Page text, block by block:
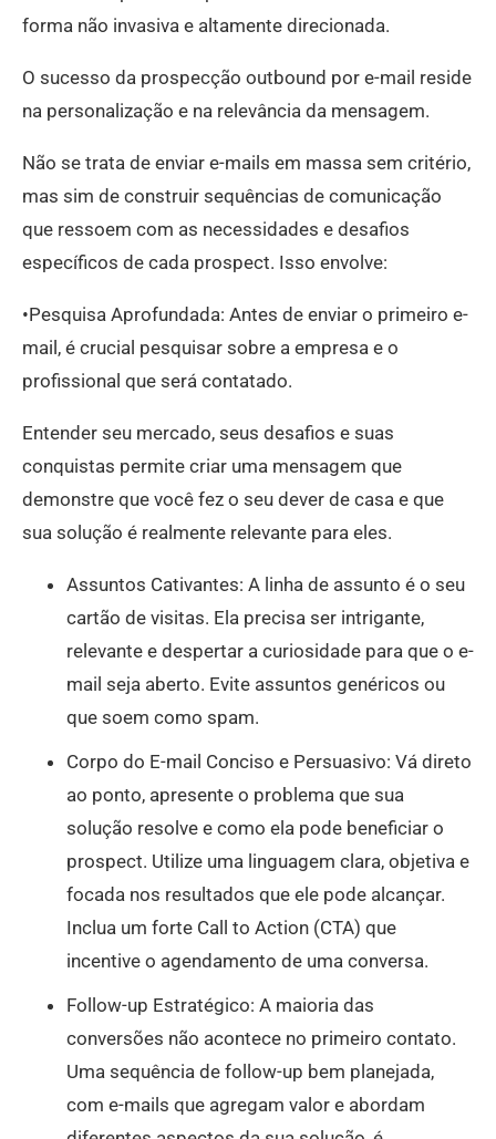
forma não invasiva e altamente direcionada.
O sucesso da prospecção outbound por e-mail reside
na personalização e na relevância da mensagem.
Não se trata de enviar e-mails em massa sem critério,
mas sim de construir sequências de comunicação
que ressoem com as necessidades e desafios
específicos de cada prospect. Isso envolve:
•Pesquisa Aprofundada: Antes de enviar o primeiro e-
mail, é crucial pesquisar sobre a empresa e o
profissional que será contatado.
Entender seu mercado, seus desafios e suas
conquistas permite criar uma mensagem que
demonstre que você fez o seu dever de casa e que
sua solução é realmente relevante para eles.
Assuntos Cativantes: A linha de assunto é o seu
cartão de visitas. Ela precisa ser intrigante,
relevante e despertar a curiosidade para que o e-
mail seja aberto. Evite assuntos genéricos ou
que soem como spam.
Corpo do E-mail Conciso e Persuasivo: Vá direto
ao ponto, apresente o problema que sua
solução resolve e como ela pode beneficiar o
prospect. Utilize uma linguagem clara, objetiva e
focada nos resultados que ele pode alcançar.
Inclua um forte Call to Action (CTA) que
incentive o agendamento de uma conversa.
Follow-up Estratégico: A maioria das
conversões não acontece no primeiro contato.
Uma sequência de follow-up bem planejada,
com e-mails que agregam valor e abordam